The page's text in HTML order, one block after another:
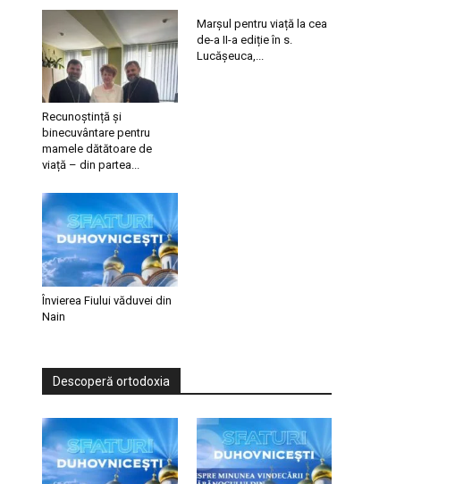
Recunoștință și
binecuvântare pentru
mamele dătătoare de
viață – din partea...
Marșul pentru viață la cea
de-a II-a ediție în s.
Lucășeuca,...
Învierea Fiului văduvei din
Nain
Descoperă ortodoxia